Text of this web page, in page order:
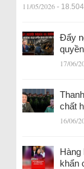
11/05/2026 -
Đẩy
17/06/
chất
16/06/
Hàng
khẩn